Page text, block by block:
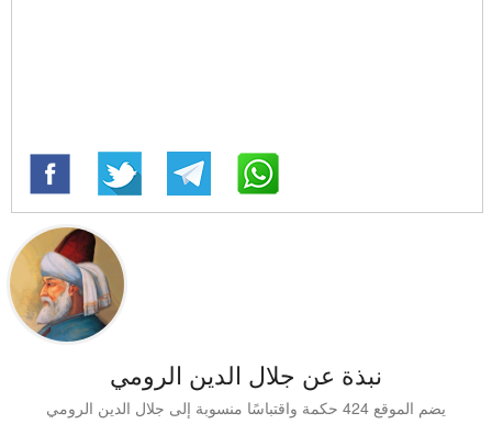
نبذة عن جلال الدين الرومي
يضم الموقع 424 حكمة واقتباسًا منسوبة إلى جلال الدين الرومي